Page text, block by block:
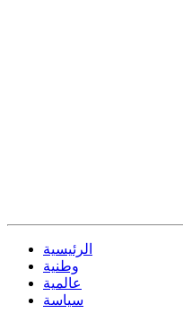
الرئيسية
وطنية
عالمية
سياسة